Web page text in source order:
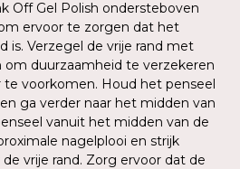
Off Gel Polish ondersteboven
ervoor te zorgen dat het
Verzegel de vrije rand met
om duurzaamheid te verzekeren
te voorkomen. Houd het penseel
ga verder naar het midden van
vanuit het midden van de
nagelplooi en strijk
vrije rand. Zorg ervoor dat de